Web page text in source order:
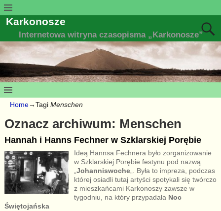
Karkonosze
Internetowa witryna czasopisma „Karkonosze”
Home→Tagi Menschen
Oznacz archiwum: Menschen
Hannah i Hanns Fechner w Szklarskiej Porębie
Ideą Hannsa Fechnera było zorganizowanie
w Szklarskiej Porębie festynu pod nazwą
„Johanniswoche„. Była to impreza, podczas
której osiadli tutaj artyści spotykali się twórczo
z mieszkańcami Karkonoszy zawsze w
tygodniu, na który przypadała Noc
Świętojańska